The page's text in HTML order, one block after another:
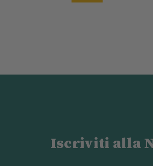
Iscriviti alla